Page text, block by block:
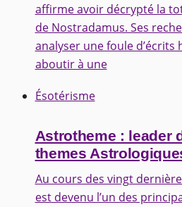
affirme avoir décrypté la
de Nostradamus. Ses
analyser une foule
aboutir à une
Ésotérisme
Astrotheme : leader
themes
Au cours des vingt
est devenu l’un des